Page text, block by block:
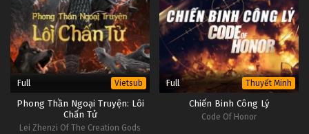
Full Vietsub
Phong Thần Ngoại Truyện: Lôi
Chấn Tử
Lei Zhenzi Of The Creation Gods
Full Thuyết Minh
Chiến Binh Công Lý
Code Of Honor